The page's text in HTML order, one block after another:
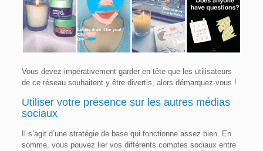
Vous devez impérativement garder en tête que les utilisateurs
de ce réseau souhaitent y être divertis, alors démarquez-vous !
Utiliser votre présence sur les autres médias
sociaux
Il s’agit d’une stratégie de base qui fonctionne assez bien. En
somme, vous pouvez lier vos différents comptes sociaux entre